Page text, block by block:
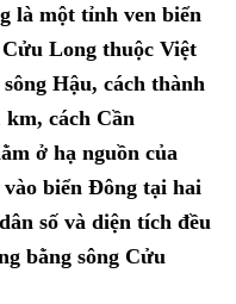
query
and
hit
là một tỉnh ven biển
Long thuộc Việt
Hậu, cách thành
cách Cần
ở hạ nguồn của
biển Đông tại hai
số và diện tích đều
bằng sông Cửu